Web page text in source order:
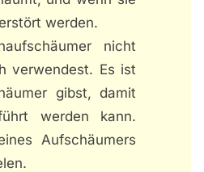
werden.
nicht
verwendest. Es ist
gibst, damit
werden kann.
Aufschäumers